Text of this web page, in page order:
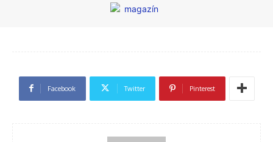
Facebook Twitter Pinterest